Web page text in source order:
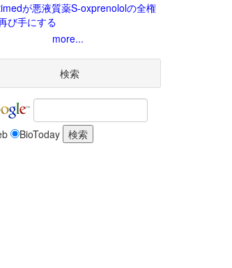
が悪液質薬S-oxprenololの全権
び手にする
more...
検索
BioToday